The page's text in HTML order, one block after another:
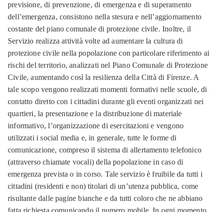
previsione, di prevenzione, di emergenza e di superamento
dell’emergenza, consistono nella stesura e nell’aggiornamento
costante del piano comunale di protezione civile. Inoltre, il
Servizio realizza attività volte ad aumentare la cultura di
protezione civile nella popolazione con particolare riferimento ai
rischi del territorio, analizzati nel Piano Comunale di Protezione
Civile, aumentando così la resilienza della Città di Firenze. A
tale scopo vengono realizzati momenti formativi nelle scuole, di
contatto diretto con i cittadini durante gli eventi organizzati nei
quartieri, la presentazione e la distribuzione di materiale
informativo, l’organizzazione di esercitazioni e vengono
utilizzati i social media e, in generale, tutte le forme di
comunicazione, compreso il sistema di allertamento telefonico
(attraverso chiamate vocali) della popolazione in caso di
emergenza prevista o in corso. Tale servizio è fruibile da tutti i
cittadini (residenti e non) titolari di un’utenza pubblica, come
risultante dalle pagine bianche e da tutti coloro che ne abbiano
fatta richiesta comunicando il numero mobile. In ogni momento